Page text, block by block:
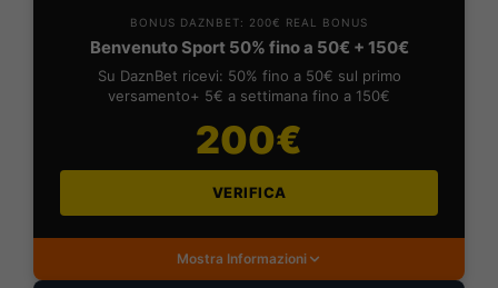
BONUS DAZNBET: 200€ REAL BONUS
Benvenuto Sport 50% fino a 50€ + 150€
Su DaznBet ricevi: 50% fino a 50€ sul primo
versamento+ 5€ a settimana fino a 150€
200€
VERIFICA
Mostra Informazioni